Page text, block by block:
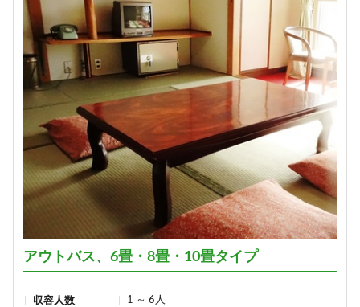
アウトバス、6畳・8畳・10畳タイプ
収容人数 1 ～ 6人